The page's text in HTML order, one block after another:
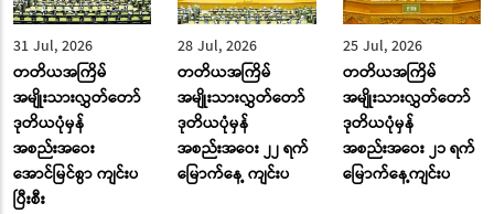
31 Jul, 2026
တတိယအကြိမ်
အမျိုးသားလွှတ်တော်
ဒုတိယပုံမှန်
အစည်းအဝေး
အောင်မြင်စွာ ကျင်းပ
ပြီးစီး
28 Jul, 2026
တတိယအကြိမ်
အမျိုးသားလွှတ်တော်
ဒုတိယပုံမှန်
အစည်းအဝေး ၂၂ ရက်
မြောက်နေ့ ကျင်းပ
25 Jul, 2026
တတိယအကြိမ်
အမျိုးသားလွှတ်တော်
ဒုတိယပုံမှန်
အစည်းအဝေး ၂၁ ရက်
မြောက်နေ့ကျင်းပ